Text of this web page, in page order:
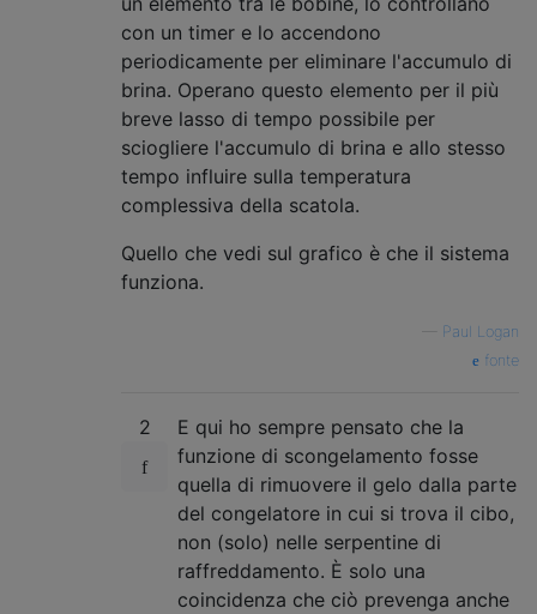
con un timer e lo accendono
periodicamente per eliminare l'accumulo di
brina. Operano questo elemento per il più
breve lasso di tempo possibile per
sciogliere l'accumulo di brina e allo stesso
tempo influire sulla temperatura
complessiva della scatola.
Quello che vedi sul grafico è che il sistema
funziona.
Paul Logan
fonte
2
E qui ho sempre pensato che la
funzione di scongelamento fosse
quella di rimuovere il gelo dalla parte
del congelatore in cui si trova il cibo,
non (solo) nelle serpentine di
raffreddamento. È solo una
coincidenza che ciò prevenga anche